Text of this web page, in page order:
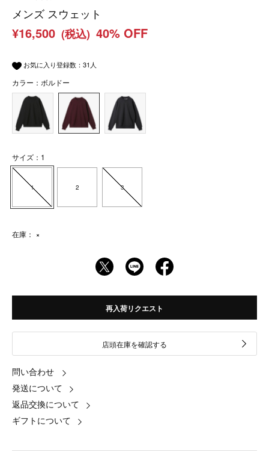
メンズ スウェット
¥16,500 (税込) 40% OFF
お気に入り登録数： 31 人
カラー：ボルドー
サイズ：1
1 2 3
在庫： ×
再入荷リクエスト
店頭在庫を確認する
問い合わせ
発送について
返品交換について
ギフトについて